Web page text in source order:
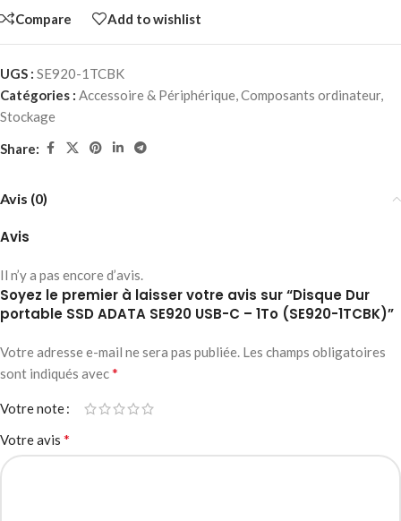
Compare Add to wishlist
UGS : SE920-1TCBK
Catégories : Accessoire & Périphérique,Composants ordinateur,
Stockage
Share:
Avis (0)
Avis
Il n’y a pas encore d’avis.
Soyez le premier à laisser votre avis sur “Disque Dur
portable SSD ADATA SE920 USB-C – 1To (SE920-1TCBK)”
Votre adresse e-mail ne sera pas publiée. Les champs obligatoires
sont indiqués avec*
Votre note
Votre avis *